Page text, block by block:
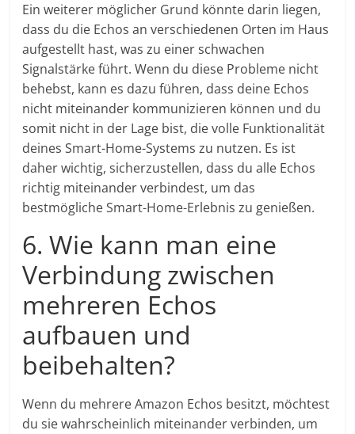
Ein weiterer möglicher Grund könnte darin liegen,
dass du die Echos an verschiedenen Orten im Haus
aufgestellt hast, was zu einer schwachen
Signalstärke führt. Wenn du diese Probleme nicht
behebst, kann es dazu führen, dass deine Echos
nicht miteinander kommunizieren können und du
somit nicht in der Lage bist, die volle Funktionalität
deines Smart-Home-Systems zu nutzen. Es ist
daher wichtig, sicherzustellen, dass du alle Echos
richtig miteinander verbindest, um das
bestmögliche Smart-Home-Erlebnis zu genießen.
6. Wie kann man eine
Verbindung zwischen
mehreren Echos
aufbauen und
beibehalten?
Wenn du mehrere Amazon Echos besitzt, möchtest
du sie wahrscheinlich miteinander verbinden, um